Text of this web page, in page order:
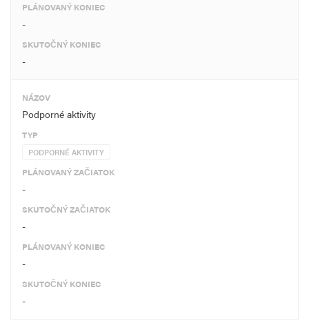
PLÁNOVANÝ KONIEC
-
SKUTOČNÝ KONIEC
-
NÁZOV
Podporné aktivity
TYP
PODPORNÉ AKTIVITY
PLÁNOVANÝ ZAČIATOK
-
SKUTOČNÝ ZAČIATOK
-
PLÁNOVANÝ KONIEC
-
SKUTOČNÝ KONIEC
-